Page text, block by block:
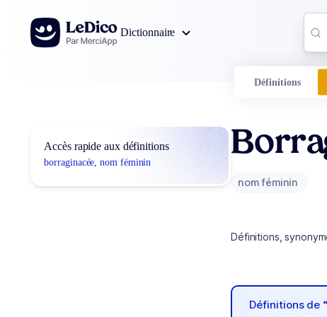
Aller au contenu
Dictionnaire
Définitions
Accès rapide aux définitions
borraginacée, nom féminin
nom féminin
Définitions,
Définitions de